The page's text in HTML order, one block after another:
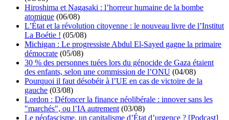
Hiroshima et Nagasaki : l’horreur humaine de la bombe
atomique (06/08)
L’État et la révolution citoyenne : le nouveau livre de l’Institut
La Boétie ! (05/08)
Michigan : Le progressiste Abdul El-Sayed gagne la primaire
démocrate (05/08)
30 % des personnes tuées lors du génocide de Gaza étaient
des enfants, selon une commission de l’ONU (04/08)
Pourquoi il faut désobéir à l’UE en cas de victoire de la
gauche (03/08)
Lordon : Défoncer la finance néolibérale : innover sans les
"marchés", ou l’IA autrement (03/08)
Le néofascisme, un capitalisme d’État d’urgence ? [Podcast]